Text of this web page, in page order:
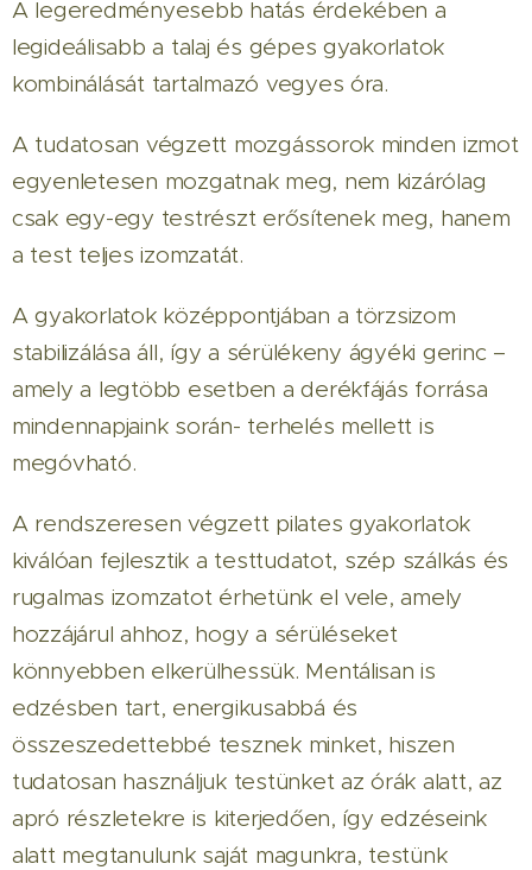
A legeredményesebb hatás érdekében a
legideálisabb a talaj és gépes gyakorlatok
kombinálását tartalmazó vegyes óra.
A tudatosan végzett mozgássorok minden izmot
egyenletesen mozgatnak meg, nem kizárólag
csak egy-egy testrészt erősítenek meg, hanem
a test teljes izomzatát.
A gyakorlatok középpontjában a törzsizom
stabilizálása áll, így a sérülékeny ágyéki gerinc –
amely a legtöbb esetben a derékfájás forrása
mindennapjaink során- terhelés mellett is
megóvható.
A rendszeresen végzett pilates gyakorlatok
kiválóan fejlesztik a testtudatot, szép szálkás és
rugalmas izomzatot érhetünk el vele, amely
hozzájárul ahhoz, hogy a sérüléseket
könnyebben elkerülhessük. Mentálisan is
edzésben tart, energikusabbá és
összeszedettebbé tesznek minket, hiszen
tudatosan használjuk testünket az órák alatt, az
apró részletekre is kiterjedően, így edzéseink
alatt megtanulunk saját magunkra, testünk